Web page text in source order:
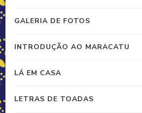
GALERIA DE FOTOS
INTRODUÇÃO AO MARACATU
LÁ EM CASA
LETRAS DE TOADAS